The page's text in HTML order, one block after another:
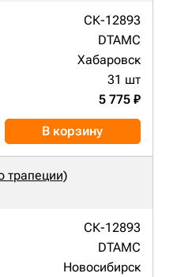
СК-12893
DTAMC
Хабаровск
31 шт
5 775 ₽
В корзину
трапеции)
СК-12893
DTAMC
Новосибирск